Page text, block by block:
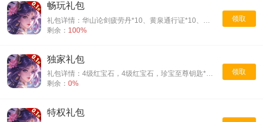
领取
畅玩礼包
剩余： 100%
领取
独家礼包
礼包详情：4级红宝石，4级红宝石，珍宝至尊钥匙*10，华山论剑疲劳丹*10，黄泉通行证*10
剩余： 0%
特权礼包